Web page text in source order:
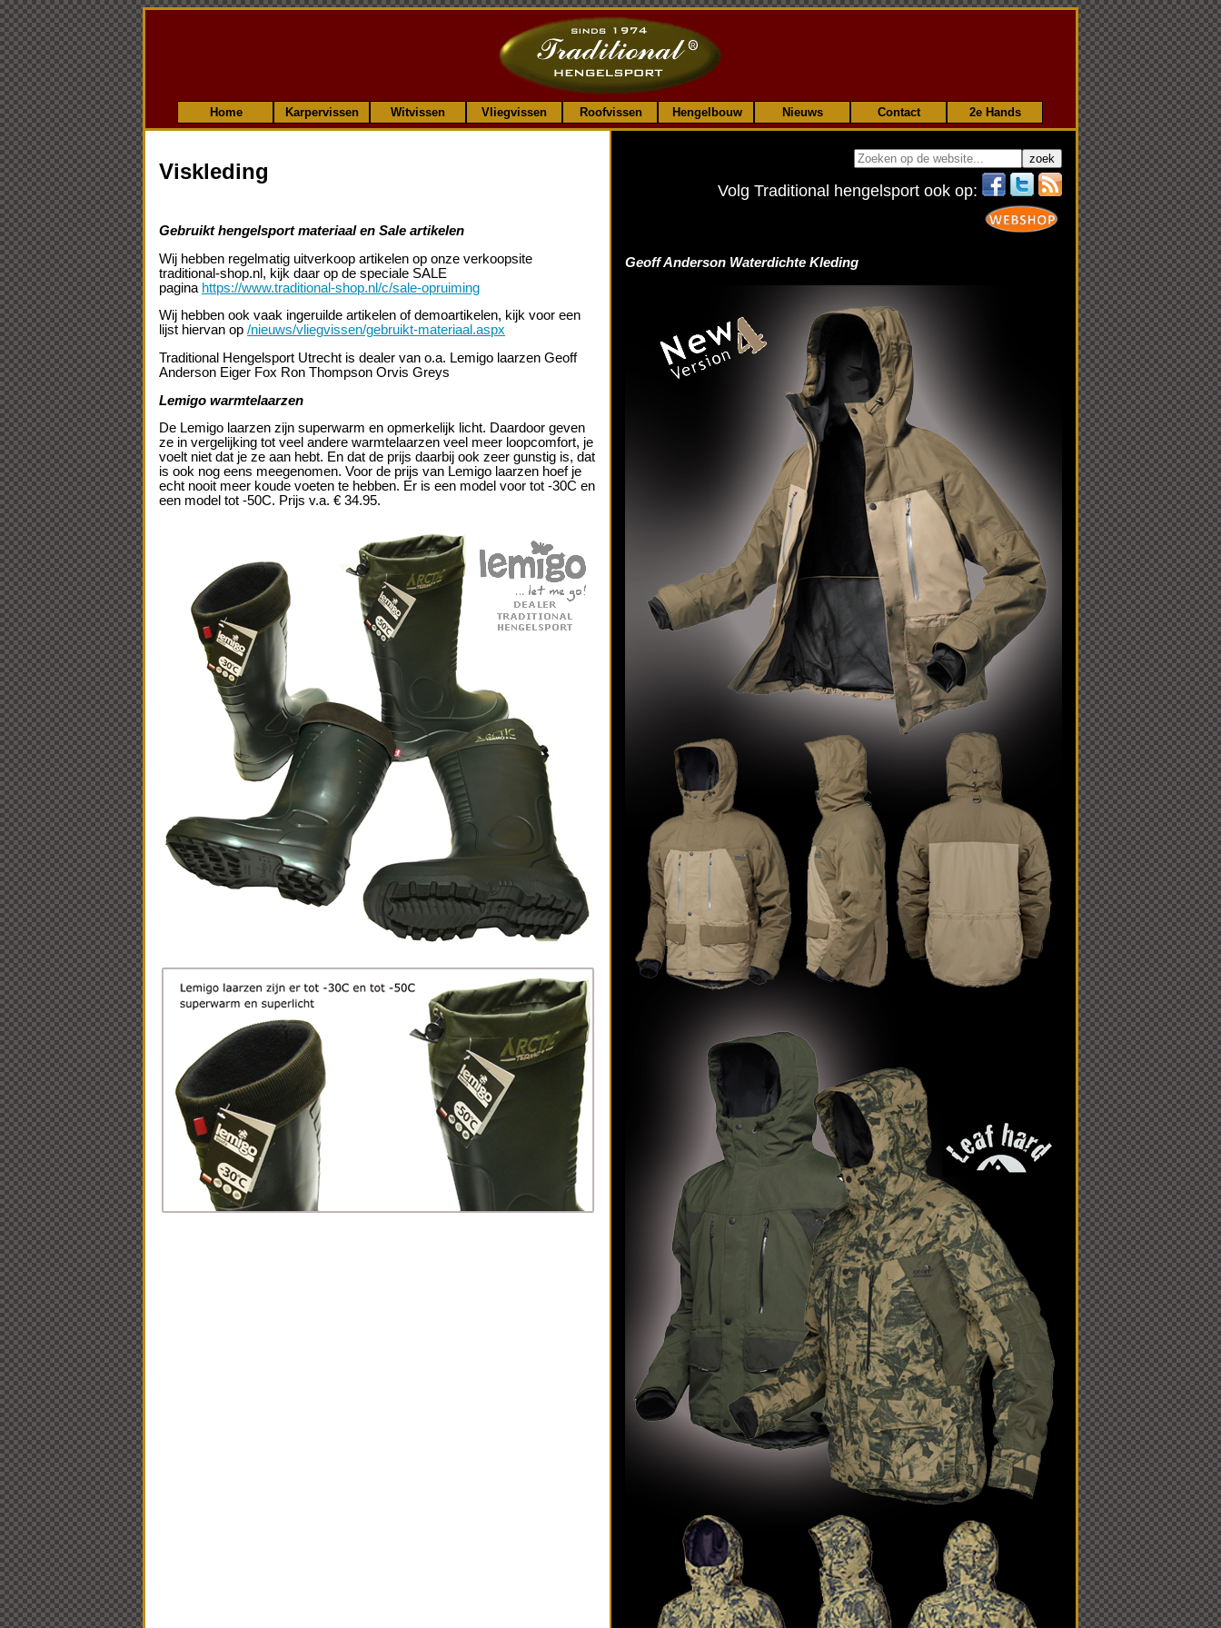
Home Karpervissen Witvissen Vliegvissen Roofvissen Hengelbouw Nieuws Contact 2e Hands
Viskleding
Gebruikt hengelsport materiaal en Sale artikelen
Wij hebben regelmatig uitverkoop artikelen op onze verkoopsite
traditional-shop.nl, kijk daar op de speciale SALE
pagina https://www.traditional-shop.nl/c/sale-opruiming
Wij hebben ook vaak ingeruilde artikelen of demoartikelen, kijk voor een
lijst hiervan op /nieuws/vliegvissen/gebruikt-materiaal.aspx
Traditional Hengelsport Utrecht is dealer van o.a. Lemigo laarzen Geoff
Anderson Eiger Fox Ron Thompson Orvis Greys
Lemigo warmtelaarzen
De Lemigo laarzen zijn superwarm en opmerkelijk licht. Daardoor geven
ze in vergelijking tot veel andere warmtelaarzen veel meer loopcomfort, je
voelt niet dat je ze aan hebt. En dat de prijs daarbij ook zeer gunstig is, dat
is ook nog eens meegenomen. Voor de prijs van Lemigo laarzen hoef je
echt nooit meer koude voeten te hebben. Er is een model voor tot -30C en
een model tot -50C. Prijs v.a. € 34.95.
Volg Traditional hengelsport ook op:
Geoff Anderson Waterdichte Kleding